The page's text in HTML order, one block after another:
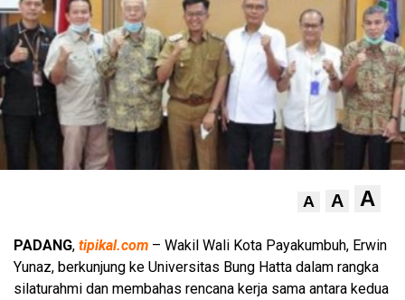
A A A
PADANG, tipikal.com – Wakil Wali Kota Payakumbuh, Erwin
Yunaz, berkunjung ke Universitas Bung Hatta dalam rangka
silaturahmi dan membahas rencana kerja sama antara kedua